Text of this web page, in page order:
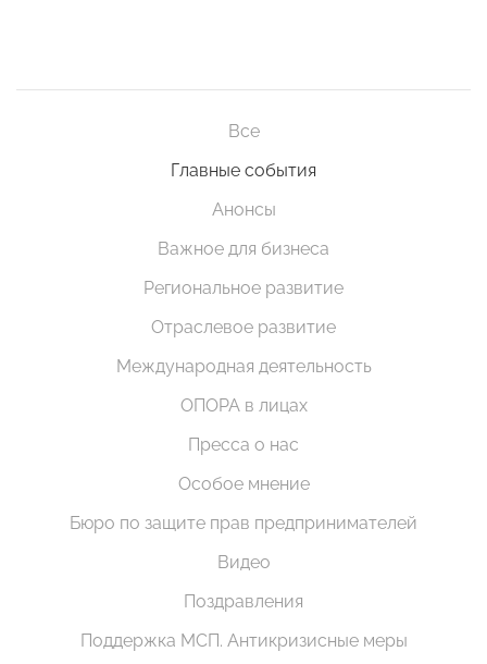
Все
Главные события
Анонсы
Важное для бизнеса
Региональное развитие
Отраслевое развитие
Международная деятельность
ОПОРА в лицах
Пресса о нас
Особое мнение
Бюро по защите прав предпринимателей
Видео
Поздравления
Поддержка МСП. Антикризисные меры